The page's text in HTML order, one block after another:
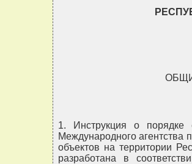
1. Инструкция о порядке
Международного агентства
объектов на территории
разработана в